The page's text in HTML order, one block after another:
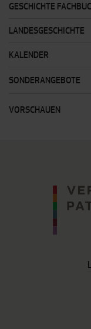
GESCHICHTE
LANDESGESCHICHTE
KALENDER
SONDERANGEBOTE
VORSCHAUEN